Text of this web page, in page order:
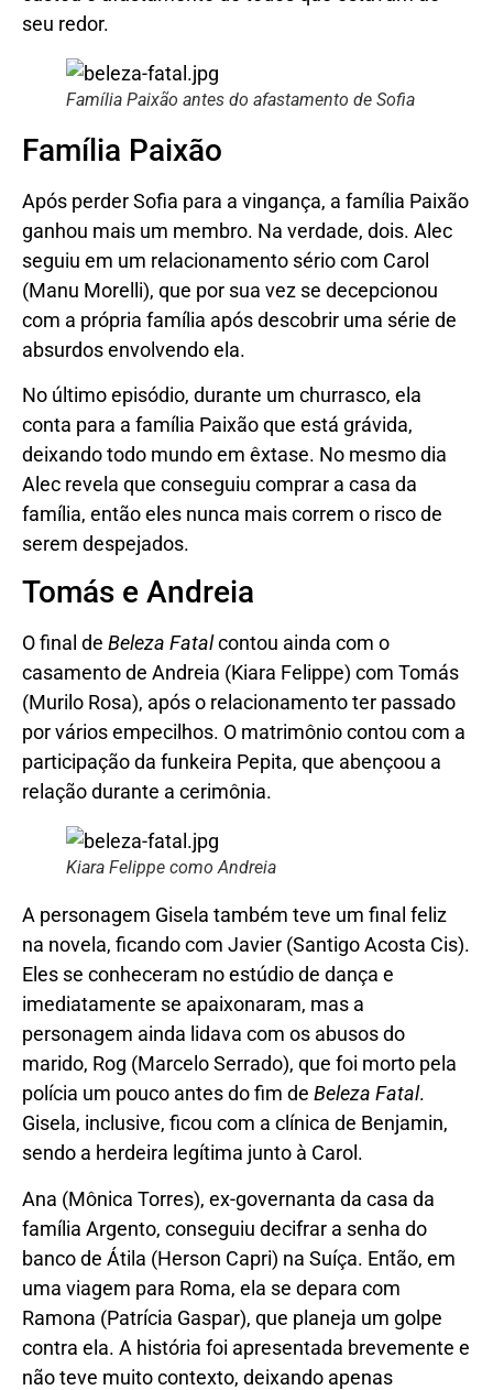
seu redor.
Família Paixão antes do afastamento de Sofia
Família Paixão
Após perder Sofia para a vingança, a família Paixão
ganhou mais um membro. Na verdade, dois. Alec
seguiu em um relacionamento sério com Carol
(Manu Morelli), que por sua vez se decepcionou
com a própria família após descobrir uma série de
absurdos envolvendo ela.
No último episódio, durante um churrasco, ela
conta para a família Paixão que está grávida,
deixando todo mundo em êxtase. No mesmo dia
Alec revela que conseguiu comprar a casa da
família, então eles nunca mais correm o risco de
serem despejados.
Tomás e Andreia
O final de Beleza Fatalcontou ainda com o
casamento de Andreia (Kiara Felippe) com Tomás
(Murilo Rosa), após o relacionamento ter passado
por vários empecilhos. O matrimônio contou com a
participação da funkeira Pepita, que abençoou a
relação durante a cerimônia.
Kiara Felippe como Andreia
A personagem Gisela também teve um final feliz
na novela, ficando com Javier (Santigo Acosta Cis).
Eles se conheceram no estúdio de dança e
imediatamente se apaixonaram, mas a
personagem ainda lidava com os abusos do
marido, Rog (Marcelo Serrado), que foi morto pela
polícia um pouco antes do fim de Beleza Fatal.
Gisela, inclusive, ficou com a clínica de Benjamin,
sendo a herdeira legítima junto à Carol.
Ana (Mônica Torres), ex-governanta da casa da
família Argento, conseguiu decifrar a senha do
banco de Átila (Herson Capri) na Suíça. Então, em
uma viagem para Roma, ela se depara com
Ramona (Patrícia Gaspar), que planeja um golpe
contra ela. A história foi apresentada brevemente e
não teve muito contexto, deixando apenas